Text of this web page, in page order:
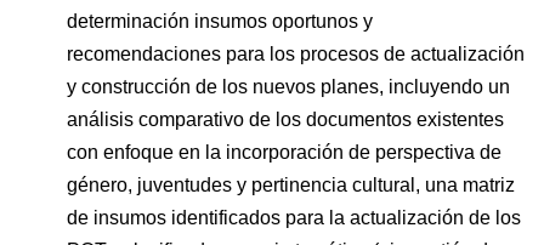
determinación insumos oportunos y
recomendaciones para los procesos de actualización
y construcción de los nuevos planes, incluyendo un
análisis comparativo de los documentos existentes
con enfoque en la incorporación de perspectiva de
género, juventudes y pertinencia cultural, una matriz
de insumos identificados para la actualización de los